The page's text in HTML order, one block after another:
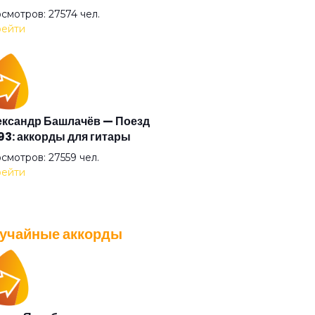
Казанского зверя
Никитин буги
27574 чел.
Башлачёв — Поезд
аккорды для гитары
27559 чел.
— Плохо танцевать: аккорды
26037 чел.
аккорды